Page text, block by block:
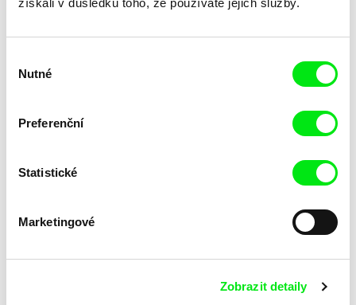
souhlasu
Nutné
Preferenční
Statistické
Marketingové
Zobrazit detaily
Koyaa: Veselá vidlička Kuličky
Mette Ilene Holmriis, Marie
Nørgaard, Marie Thorhauge